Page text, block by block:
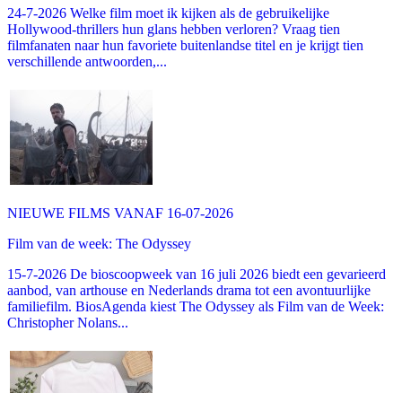
24-7-2026 Welke film moet ik kijken als de gebruikelijke
Hollywood-thrillers hun glans hebben verloren? Vraag tien
filmfanaten naar hun favoriete buitenlandse titel en je krijgt tien
verschillende antwoorden,...
NIEUWE FILMS VANAF 16-07-2026
Film van de week: The Odyssey
15-7-2026 De bioscoopweek van 16 juli 2026 biedt een gevarieerd
aanbod, van arthouse en Nederlands drama tot een avontuurlijke
familiefilm. BiosAgenda kiest The Odyssey als Film van de Week:
Christopher Nolans...